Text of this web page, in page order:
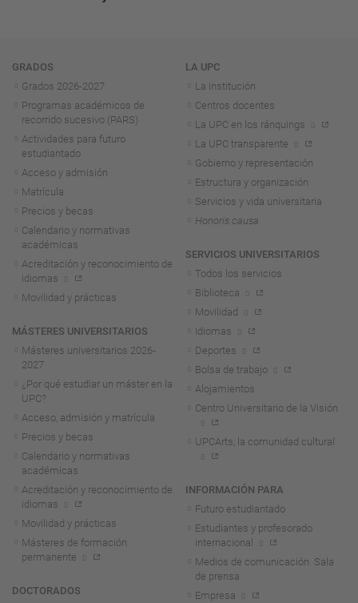
Navegación
GRADOS
Grados 2026-2027
Programas académicos de
recorrido sucesivo (PARS)
Actividades para futuro
estudiantado
Acceso y admisión
Matrícula
Precios y becas
Calendario y normativas
académicas
Acreditación y reconocimiento de
idiomas
Movilidad y prácticas
MÁSTERES UNIVERSITARIOS
Másteres universitarios 2026-
2027
¿Por qué estudiar un máster en la
UPC?
Acceso, admisión y matrícula
Precios y becas
Calendario y normativas
académicas
Acreditación y reconocimiento de
idiomas
Movilidad y prácticas
Másteres de formación
permanente
DOCTORADOS
LA UPC
La institución
Centros docentes
La UPC en los ránquings
La UPC transparente
Gobierno y representación
Estructura y organización
Servicios y vida universitaria
Honoris causa
SERVICIOS UNIVERSITARIOS
Todos los servicios
Biblioteca
Movilidad
Idiomas
Deportes
Bolsa de trabajo
Alojamientos
Centro Universitario de la Visión
UPCArts, la comunidad cultural
INFORMACIÓN PARA
Futuro estudiantado
Estudiantes y profesorado
internacional
Medios de comunicación. Sala
de prensa
Empresa